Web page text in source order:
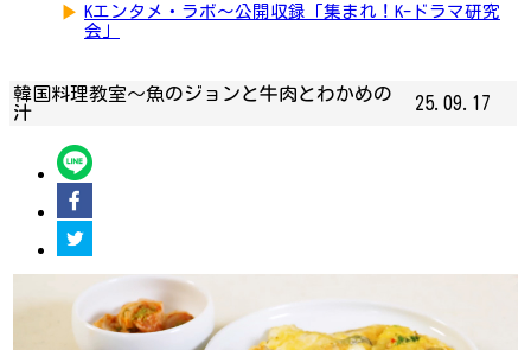
▶ Kエンタメ・ラボ～公開収録「集まれ！K-ドラマ研究
会」
韓国料理教室～魚のジョンと牛肉とわかめの
汁
25.09.17